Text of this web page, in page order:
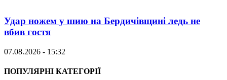
Удар ножем у шию на Бердичівщині ледь не
вбив гостя
07.08.2026 - 15:32
ПОПУЛЯРНІ КАТЕГОРІЇ